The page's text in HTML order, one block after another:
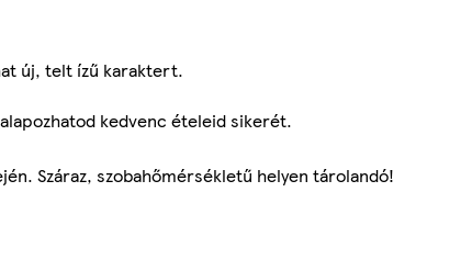
új, telt ízű karaktert.
kedvenc ételeid sikerét.
Száraz, szobahőmérsékletű helyen tárolandó!